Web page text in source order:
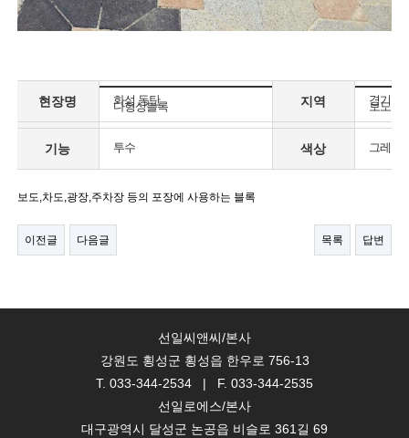
제품명 다형상블록 용도별 보도,차
현장명 화성 동탄 지역 경기
기능 투수 색상 그레이,
보도,차도,광장,주차장 등의 포장에 사용하는 블록
이전글 다음글 목록 답변
선일씨앤씨/본사
강원도 횡성군 횡성읍 한우로 756-13
T. 033-344-2534 | F. 033-344-2535
선일로에스/본사
대구광역시 달성군 논공읍 비슬로 361길 69